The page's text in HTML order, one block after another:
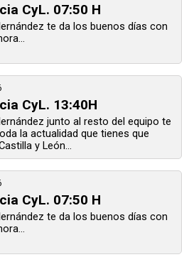
CyL. 07:50 H
te da los buenos días con
CyL. 13:40H
junto al resto del equipo te
la actualidad que tienes que
y León...
CyL. 07:50 H
te da los buenos días con